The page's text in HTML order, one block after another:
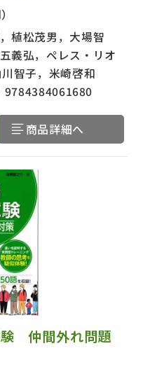
植松茂男，大場智
義弘，ペレス・リオ
智子，米崎啓和
9784384061680
商品詳細へ
仲間外れ問題